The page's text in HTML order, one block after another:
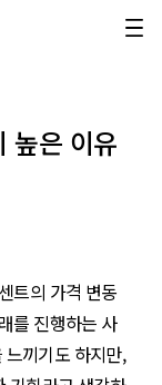
높은 이유
트의 가격 변동
를 진행하는 사
끼기도 하지만,